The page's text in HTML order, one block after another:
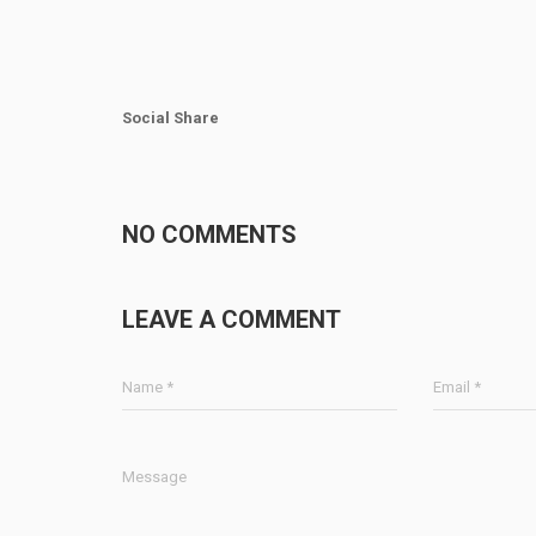
Social Share
NO COMMENTS
LEAVE A COMMENT
Name * Email *
Message